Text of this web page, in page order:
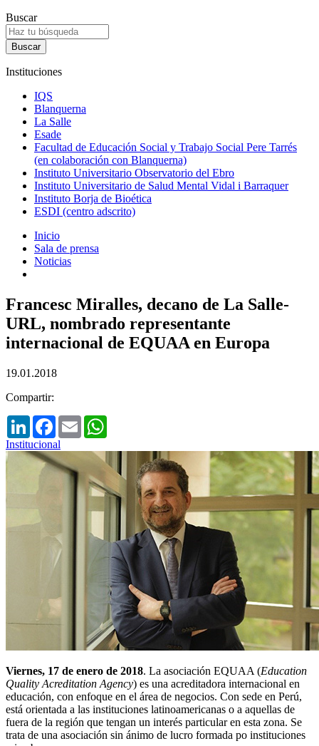
Buscar
Instituciones
IQS
Blanquerna
La Salle
Esade
Facultad de Educación Social y Trabajo Social Pere Tarrés
(en colaboración con Blanquerna)
Instituto Universitario Observatorio del Ebro
Instituto Universitario de Salud Mental Vidal i Barraquer
Instituto Borja de Bioética
ESDI (centro adscrito)
Inicio
Sala de prensa
Noticias
Francesc Miralles, decano de La Salle-
URL, nombrado representante
internacional de EQUAA en Europa
19.01.2018
Compartir:
LinkedInFacebook
Email
Institucional
Viernes, 17 de enero de 2018. La asociación EQUAA (Education
Quality Acreditation Agency) es una acreditadora internacional en
educación, con enfoque en el área de negocios. Con sede en Perú,
está orientada a las instituciones latinoamericanas o a aquellas de
fuera de la región que tengan un interés particular en esta zona. Se
trata de una asociación sin ánimo de lucro formada po instituciones